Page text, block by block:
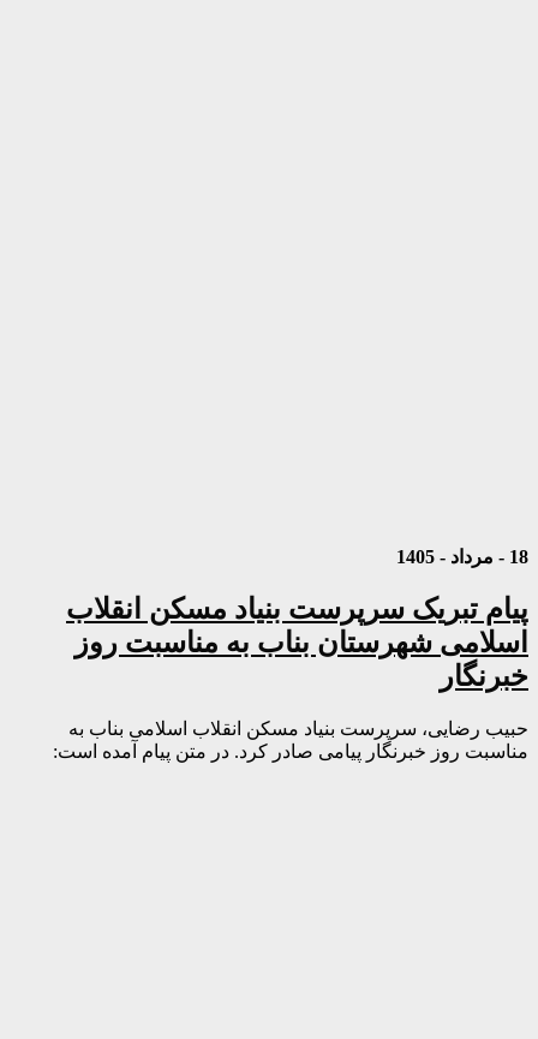
18 - مرداد - 1405
پیام تبریک سرپرست بنیاد مسکن انقلاب
اسلامی شهرستان بناب به مناسبت روز
خبرنگار
حبیب رضایی، سرپرست بنیاد مسکن انقلاب اسلامی بناب به
مناسبت روز خبرنگار پیامی صادر کرد. در متن پیام آمده است: